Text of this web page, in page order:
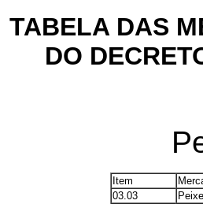
TABELA DAS
DO
Item
03.03